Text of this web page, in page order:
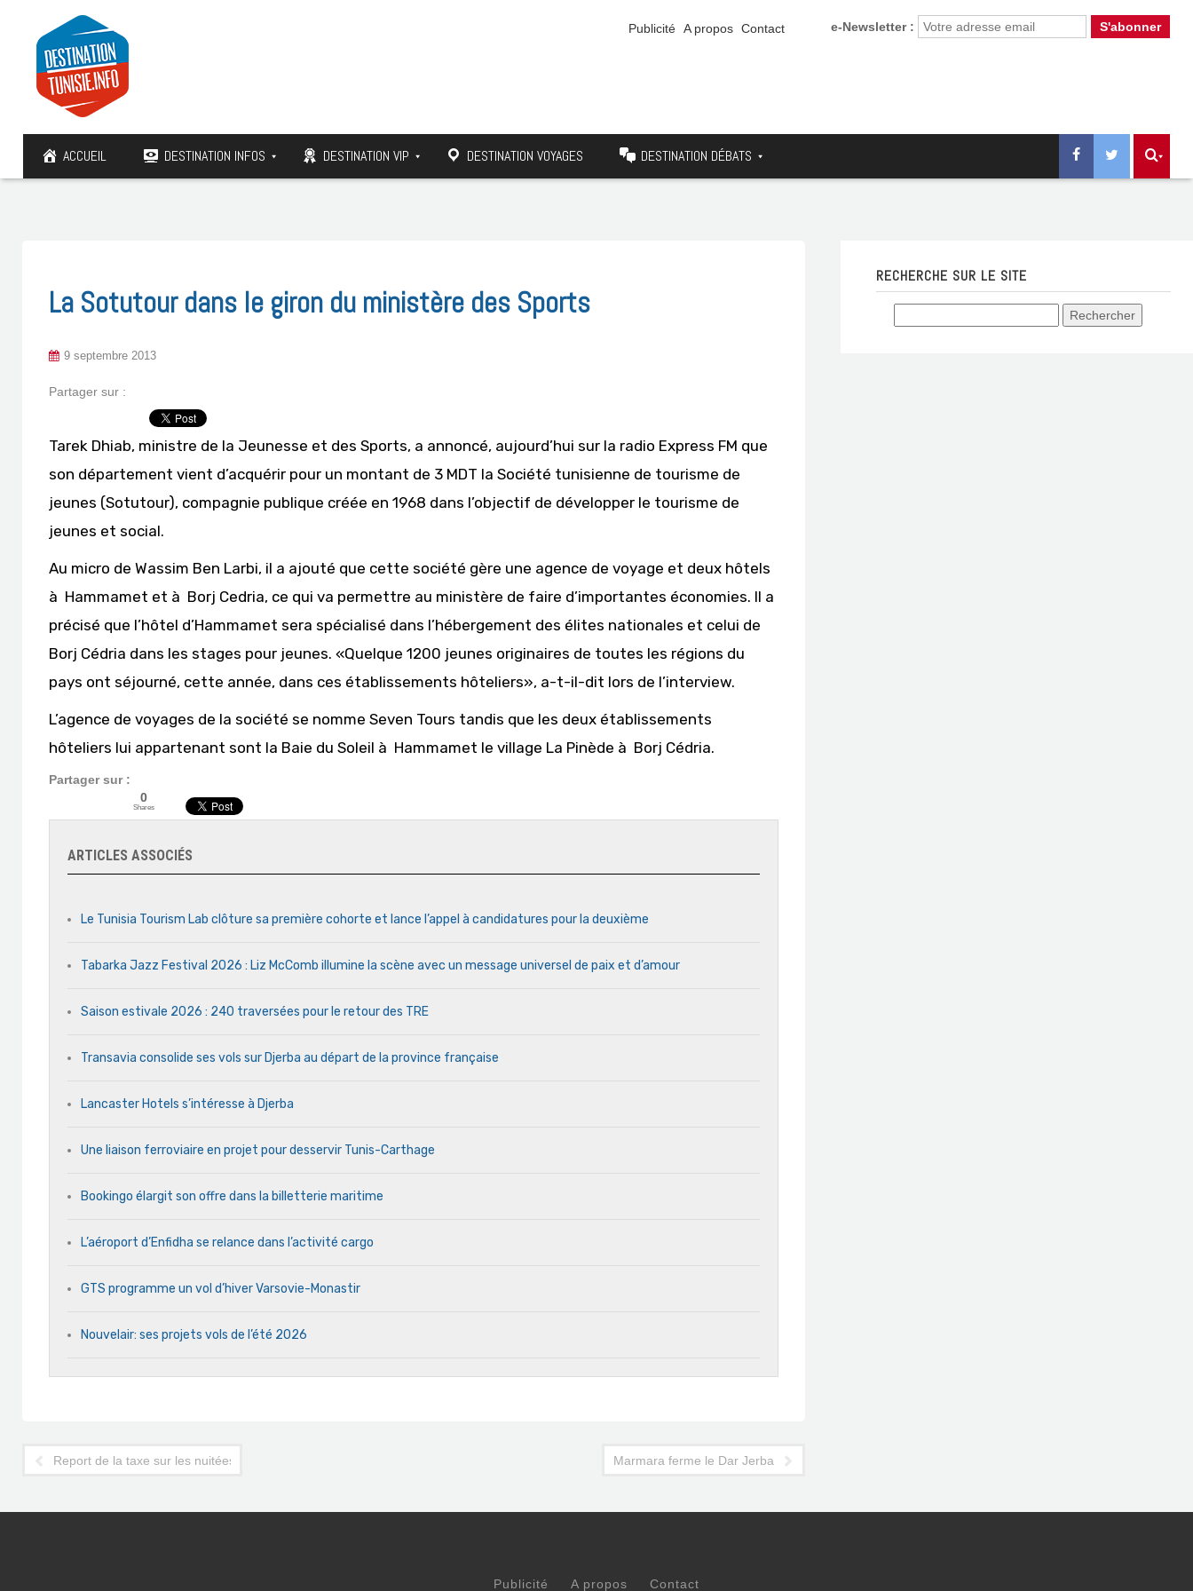
e-Newsletter :
Publicité A propos Contact
ACCUEIL DESTINATION INFOS DESTINATION VIP DESTINATION VOYAGES DESTINATION DÉBATS
La Sotutour dans le giron du ministère des Sports
9 septembre 2013
Partager sur :
Tarek Dhiab, ministre de la Jeunesse et des Sports, a annoncé, aujourd’hui sur la radio Express FM que
son département vient d’acquérir pour un montant de 3 MDT la Société tunisienne de tourisme de
jeunes (Sotutour), compagnie publique créée en 1968 dans l’objectif de développer le tourisme de
jeunes et social.
Au micro de Wassim Ben Larbi, il a ajouté que cette société gère une agence de voyage et deux hôtels
à Hammamet et à Borj Cedria, ce qui va permettre au ministère de faire d’importantes économies. Il a
précisé que l’hôtel d’Hammamet sera spécialisé dans l’hébergement des élites nationales et celui de
Borj Cédria dans les stages pour jeunes. «Quelque 1200 jeunes originaires de toutes les régions du
pays ont séjourné, cette année, dans ces établissements hôteliers», a-t-il-dit lors de l’interview.
L’agence de voyages de la société se nomme Seven Tours tandis que les deux établissements
hôteliers lui appartenant sont la Baie du Soleil à Hammamet le village La Pinède à Borj Cédria.
Partager sur :
0
Shares
ARTICLES ASSOCIÉS
Le Tunisia Tourism Lab clôture sa première cohorte et lance l’appel à candidatures pour la deuxième
Tabarka Jazz Festival 2026 : Liz McComb illumine la scène avec un message universel de paix et d’amour
Saison estivale 2026 : 240 traversées pour le retour des TRE
Transavia consolide ses vols sur Djerba au départ de la province française
Lancaster Hotels s’intéresse à Djerba
Une liaison ferroviaire en projet pour desservir Tunis-Carthage
Bookingo élargit son offre dans la billetterie maritime
L’aéroport d’Enfidha se relance dans l’activité cargo
GTS programme un vol d’hiver Varsovie-Monastir
Nouvelair: ses projets vols de l’été 2026
Report de la taxe sur les nuitées d'hôtels Marmara ferme le Dar Jerba
RECHERCHE SUR LE SITE
Publicité A propos Contact